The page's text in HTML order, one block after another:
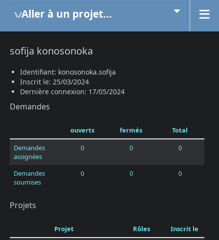
Aller à un projet...
sofija konosonoka
Identifiant: konosonoka.sofija
Inscrit le: 25/03/2024
Dernière connexion: 17/05/2024
Demandes
ouverts fermés
Total
Demandes
assignées
0 0 0
Demandes
soumises
0 0 0
Projets
Projet Rôles
Inscrit le